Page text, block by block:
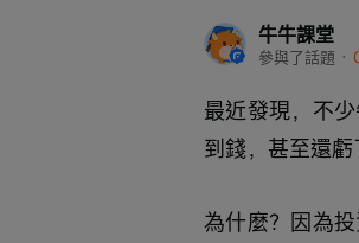
牛牛課堂
參與了話題 ·
最近發現，不
到錢，甚至還虧
為什麼？因為